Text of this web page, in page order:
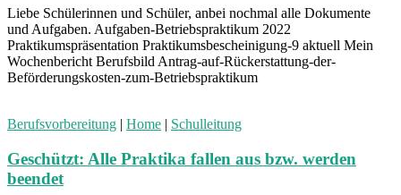
Liebe Schülerinnen und Schüler, anbei nochmal alle Dokumente
und Aufgaben. Aufgaben-Betriebspraktikum 2022
Praktikumspräsentation Praktikumsbescheinigung-9 aktuell Mein
Wochenbericht Berufsbild Antrag-auf-Rückerstattung-der-
Beförderungskosten-zum-Betriebspraktikum
Berufsvorbereitung | Home | Schulleitung
Geschützt: Alle Praktika fallen aus bzw. werden
beendet